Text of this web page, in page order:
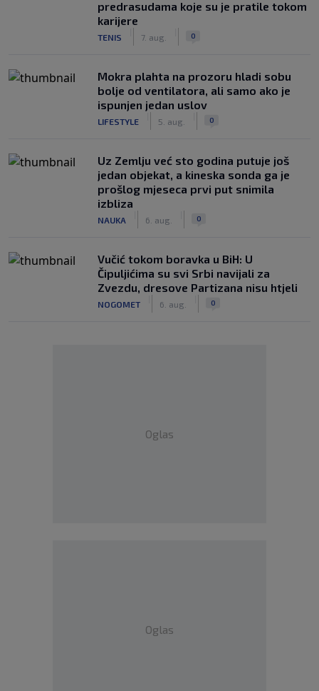
predrasudama koje su je pratile tokom
karijere
TENIS 7. aug. 0
Mokra plahta na prozoru hladi sobu
bolje od ventilatora, ali samo ako je
ispunjen jedan uslov
LIFESTYLE 5. aug. 0
Uz Zemlju već sto godina putuje još
jedan objekat, a kineska sonda ga je
prošlog mjeseca prvi put snimila
izbliza
NAUKA 6. aug. 0
Vučić tokom boravka u BiH: U
Čipuljićima su svi Srbi navijali za
Zvezdu, dresove Partizana nisu htjeli
NOGOMET 6. aug. 0
Oglas
Oglas